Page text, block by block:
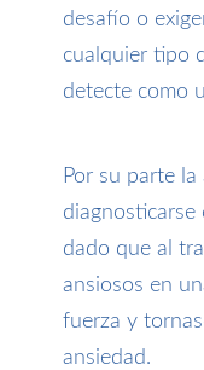
desafío o
cualquier tipo
detecte como
Por su parte
dado que al
ansiosos en
fuerza y
ansiedad.